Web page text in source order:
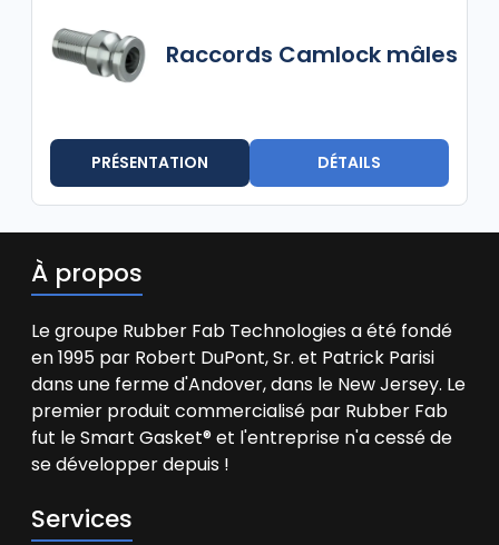
Raccords Camlock mâles
PRÉSENTATION DÉTAILS
À propos
Le groupe Rubber Fab Technologies a été fondé
en 1995 par Robert DuPont, Sr. et Patrick Parisi
dans une ferme d'Andover, dans le New Jersey. Le
premier produit commercialisé par Rubber Fab
fut le Smart Gasket® et l'entreprise n'a cessé de
se développer depuis !
Services